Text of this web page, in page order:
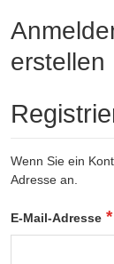
erstellen
Wenn Sie ein
Adresse an.
E-Mail-Adresse